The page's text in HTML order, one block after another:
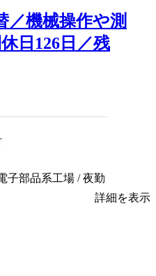
／機械操作や測
日126日／残
子部品系工場 / 夜勤
詳細を表示